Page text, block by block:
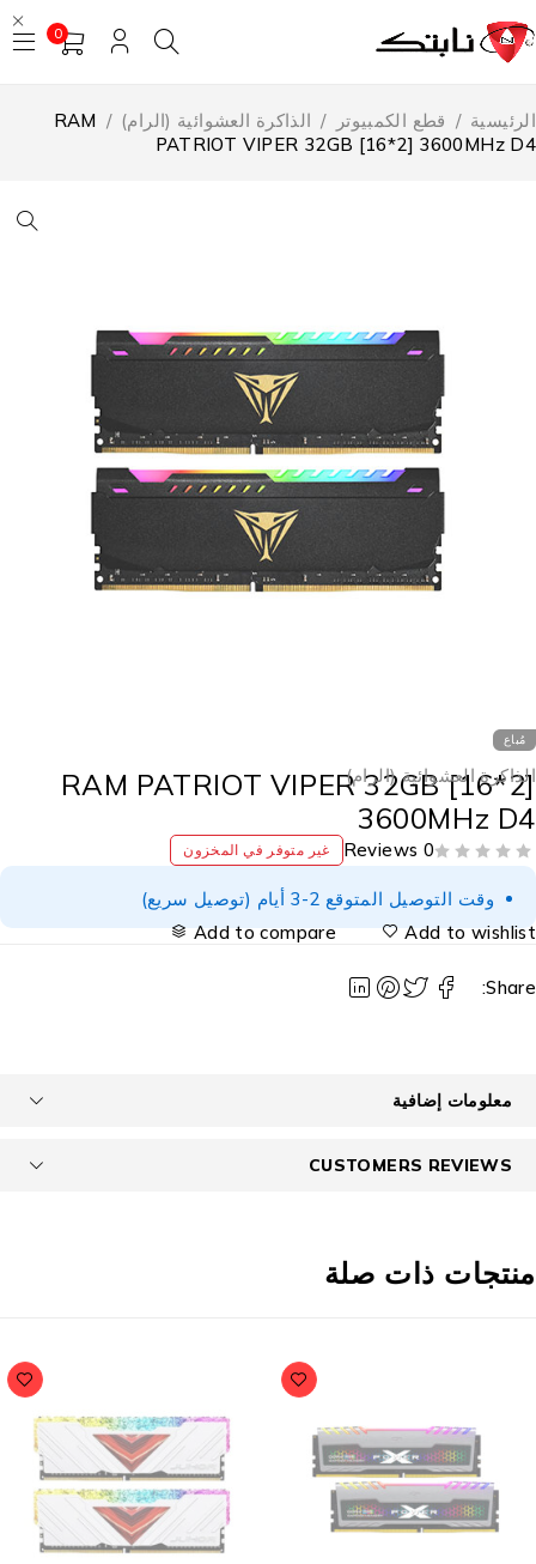
0
/ قطع الكمبيوتر الذاكرة العشوائية (الرام) /
RAM
PATRIOT VIPER 32GB [16*2] 3600MHz
مُباع
العشوائية (الرام)
RAM PATRIOT VIPER 32GB
3600MHz
0 Reviews غير متوفر في المخزون
وقت التوصيل المتوقع 2-3 أيام (توصيل سريع)
Add to
Add to compare
معلومات إضافية
CUSTOMERS REVIEWS
ذات صلة